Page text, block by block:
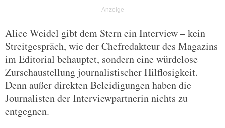
Alice Weidel gibt dem Stern ein Interview – kein
Streitgespräch, wie der Chefredakteur des Magazins
im Editorial behauptet, sondern eine würdelose
Zurschaustellung journalistischer Hilflosigkeit.
Denn außer direkten Beleidigungen haben die
Journalisten der Interviewpartnerin nichts zu
entgegnen.